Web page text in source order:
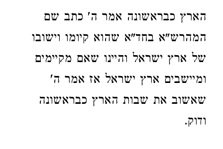
הארץ כבראשונה אמר ה' כתב שם
המהרש"א בחד"א שהוא קיומו וישובו
של ארץ ישראל והיינו שאם מקיימים
ומיישבים ארץ ישראל אז אמר ה'
שאשוב את שבות הארץ כבראשונה
ודוק.